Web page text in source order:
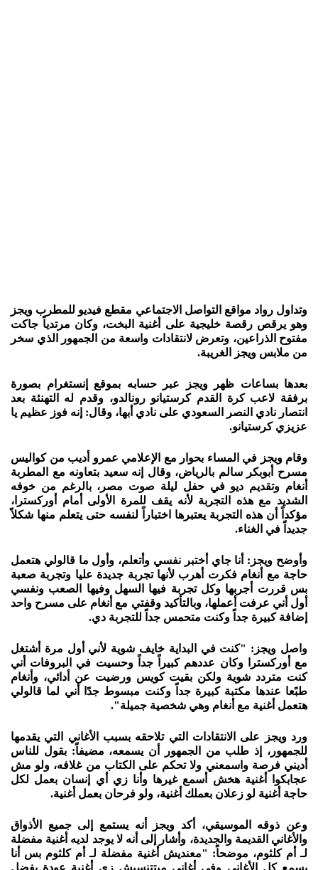
وتداول رواد مواقع التواصل الاجتماعي مقطع فيديو للمطرب ويجز
وهو يرقص رقصة خليجية على أغنية البخت، وكان مرتدياً جاكت
مفتوح الذراعين، وتعرض لانتقادات واسعة من الجمهور الذي سخر
من ملابس ويجز الغريبة.
بعدها بساعات ظهر ويجز عبر حسابه بموقع إنستغرام بصورة
برفقة لاعب كرة القدم كرستيانو رونالدو، وقدم له التهنئة بعد
انتصار نادي النصر السعودي على نادي أبها، وقال: إنه فوز عظيم يا
عزيزي كرستيانو.
وقام ويجز في المساء بحوار مع الإعلامي عمرو أديب من كواليس
مسرح أبوبكر سالم بالرياض، وقال إنه سعيد بتعاونه مع المطربة
أنغام وتقديم ديو في حفل ليلة صوت مصر، بالرغم من خوفه
الشديد مع هذه التجربة لأنه يقف للمرة الأولى أمام أوركسترا،
مؤكداً أن هذه التجربة يعتبرها اختباراً لنفسه حتى يتعلم منها شكلاً
جديداً في الغناء.
وأوضح ويجز: أنا جاي أختبر نفسي وأتعلم، وأول ما قالولي هتعمل
حاجة مع أنغام فكرت أهرب لأنها تجربة جديدة عليا وتجربة صعبة
بس قررت أجربها وكل تجربة فيها السهل وفيها الصعب ونفسي
أول أني عرفت أعملها، وبالتأكيد وقفتي مع أنغام على مسرح واحد
إضافة كبيرة جداً وكنت متحمس جداً للتجربة دي.
واصل ويجز: "كنت في البداية خايف شوية لأني أول مرة أشتغل
مع أوركسترا وكان عددهم كبيراً جداً وحسيت في البروفات أني
كنت متردد شوية ولكن بقيت كويس ورضيت عن أدائي، وأنغام
طبًعا عندها مكتبة كبيرة جداً وكنت مبسوط جدًا أني لما قالولي
هتعمل أغنية مع أنغام وهي شخصية جميلة".
ورد ويجز على الانتقادات التي تلاحقه بسبب الأغاني التي يقدمها
للجمهور، إذ طلب من الجمهور أن يسمعه، مضيفاً: بقول للناس
أديني فرصة واسمعني ولا تحكم على الكتاب من غلافه، ولو مش
عجابكوا أغنية هخش أسمع غيرها وأنا زي أي إنسان بعمل لكل
حاجة أغنية لو زعلان بعملك أغنية، ولو فرحان بعمل أغنية.
وعن ذوقه الموسيقي، أكد ويجز أنه يستمع إلى جميع الأذواق
والأغاني القديمة والجديدة، وأشار إلى أنه لا يوجد لديه أغنية مفضلة
لـ أم كلثوم، موضحاً: "معنديش أغنية مفضلة لـ أم كلثوم بس أنا
بسمع كل الأغاني وفي أغاني مبتتنسيش زي أغنية عودة بفضل